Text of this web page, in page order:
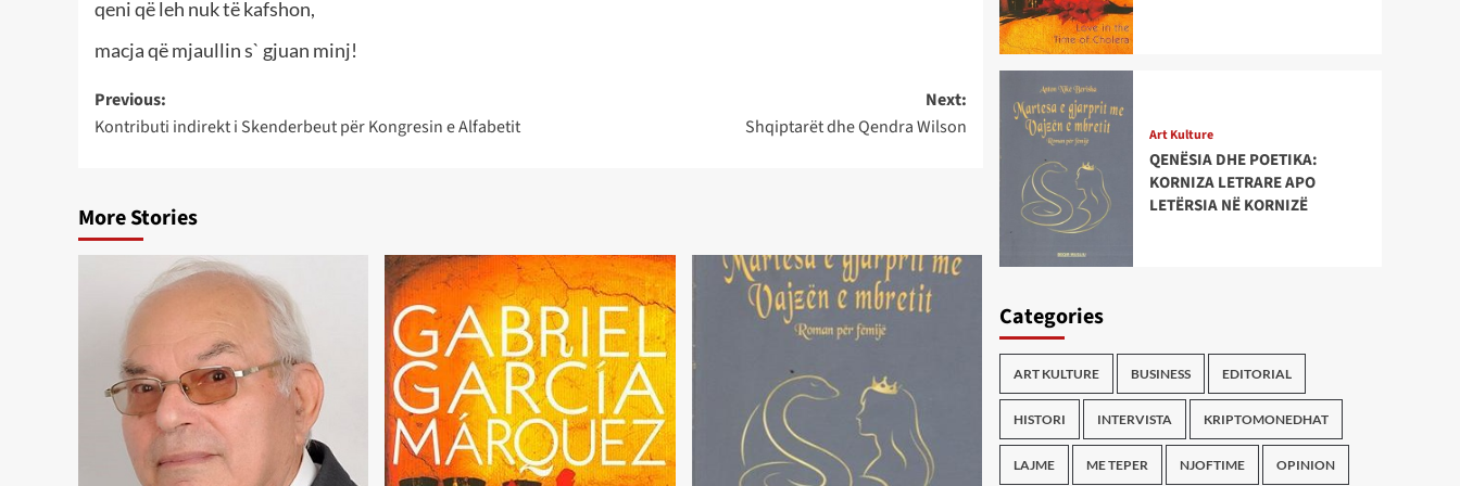
qeni që leh nuk të kafshon,
macja që mjaullin s` gjuan minj!
Post
navigation
Previous:
Kontributi indirekt i Skenderbeut për Kongresin e Alfabetit
Next:
Shqiptarët dhe Qendra Wilson
More Stories
Art Kulture
QENËSIA DHE POETIKA:
KORNIZA LETRARE APO
LETËRSIA NË KORNIZË
Categories
ART KULTURE BUSINESS EDITORIAL
HISTORI INTERVISTA KRIPTOMONEDHAT
LAJME ME TEPER NJOFTIME OPINION